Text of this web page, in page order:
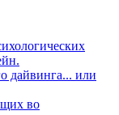
дайвинга... или
во